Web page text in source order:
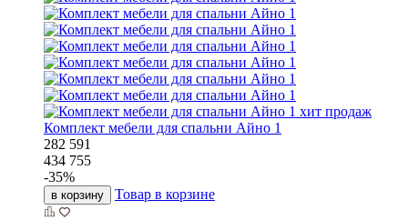
хит продаж
Комплект мебели для спальни Айно 1
282 591
434 755
-35%
в корзину Товар в корзине